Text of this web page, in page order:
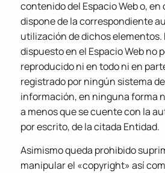
contenido del Espacio Web o,
dispone de la correspondiente
utilización de dichos elementos.
dispuesto en el Espacio Web no
reproducido ni en todo ni en
registrado por ningún sistema
información, en ninguna forma
a menos que se cuente con la
por escrito, de la citada Entidad.
Asimismo queda prohibido
manipular el «copyright» así